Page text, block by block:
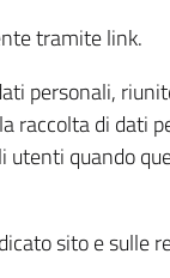
tramite link.
personali,
raccolta di dati
quando
sito e sulle